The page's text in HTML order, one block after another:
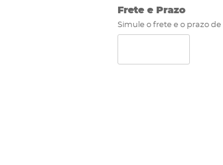
Frete e Prazo
Simule o frete e o prazo